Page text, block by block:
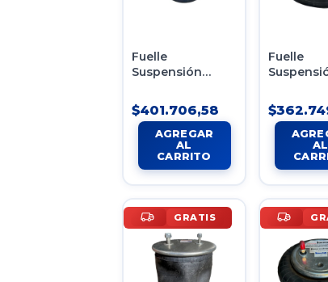
Fuelle
Suspensión
Unidad Sellada
Contitech Tipo 7
$401.706,58
Fuelle
320
GRATIS